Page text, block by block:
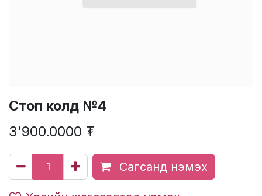
Стоп колд №4
3'900.0000 ₮
Сагсанд нэмэх